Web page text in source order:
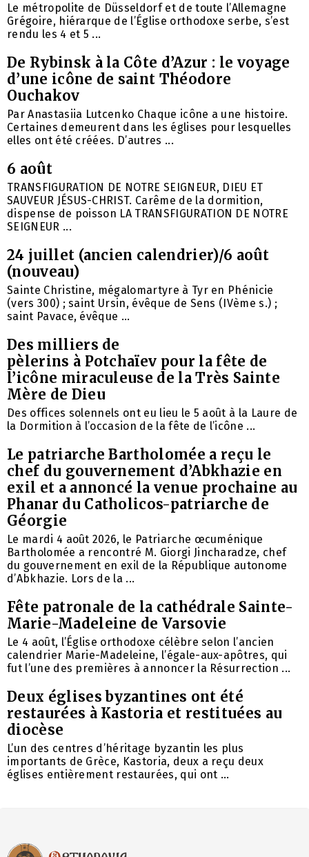
Le métropolite de Düsseldorf et de toute l’Allemagne
Grégoire, hiérarque de l’Église orthodoxe serbe, s’est
rendu les 4 et 5 ...
De Rybinsk à la Côte d’Azur : le voyage
d’une icône de saint Théodore
Ouchakov
Par Anastasiia Lutcenko Chaque icône a une histoire.
Certaines demeurent dans les églises pour lesquelles
elles ont été créées. D’autres ...
6 août
TRANSFIGURATION DE NOTRE SEIGNEUR, DIEU ET
SAUVEUR JÉSUS-CHRIST. Carême de la dormition,
dispense de poisson LA TRANSFIGURATION DE NOTRE
SEIGNEUR ...
24 juillet (ancien calendrier)/6 août
(nouveau)
Sainte Christine, mégalomartyre à Tyr en Phénicie
(vers 300) ; saint Ursin, évêque de Sens (IVème s.) ;
saint Pavace, évêque ...
Des milliers de
pèlerins à Potchaïev pour la fête de
l’icône miraculeuse de la Très Sainte
Mère de Dieu
Des offices solennels ont eu lieu le 5 août à la Laure de
la Dormition à l’occasion de la fête de l’icône ...
Le patriarche Bartholomée a reçu le
chef du gouvernement d’Abkhazie en
exil et a annoncé la venue prochaine au
Phanar du Catholicos-patriarche de
Géorgie
Le mardi 4 août 2026, le Patriarche œcuménique
Bartholomée a rencontré M. Giorgi Jincharadze, chef
du gouvernement en exil de la République autonome
d’Abkhazie. Lors de la ...
Fête patronale de la cathédrale Sainte-
Marie-Madeleine de Varsovie
Le 4 août, l’Église orthodoxe célèbre selon l’ancien
calendrier Marie-Madeleine, l’égale-aux-apôtres, qui
fut l’une des premières à annoncer la Résurrection ...
Deux églises byzantines ont été
restaurées à Kastoria et restituées au
diocèse
L’un des centres d’héritage byzantin les plus
importants de Grèce, Kastoria, deux a reçu deux
églises entièrement restaurées, qui ont ...